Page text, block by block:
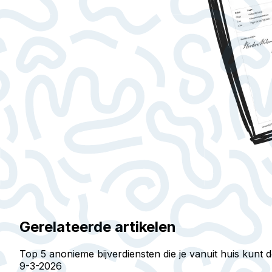
Gerelateerde artikelen
Top 5 anonieme bijverdiensten die je vanuit huis kunt
9-3-2026